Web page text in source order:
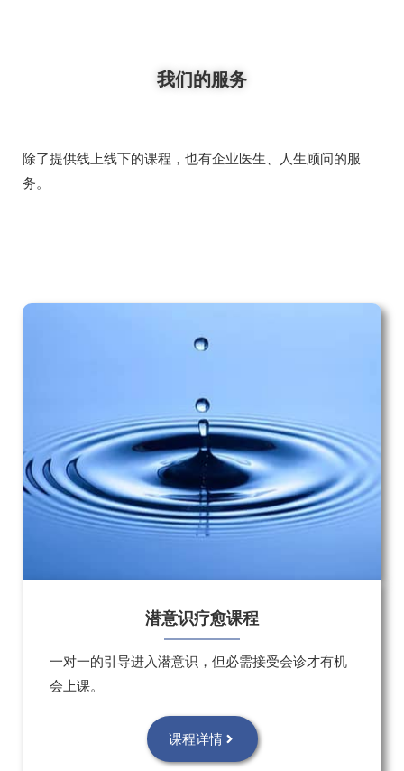
我们的服务
除了提供线上线下的课程，也有企业医生、人生顾问的服
务。
潜意识疗愈课程
一对一的引导进入潜意识，但必需接受会诊才有机
会上课。
课程详情